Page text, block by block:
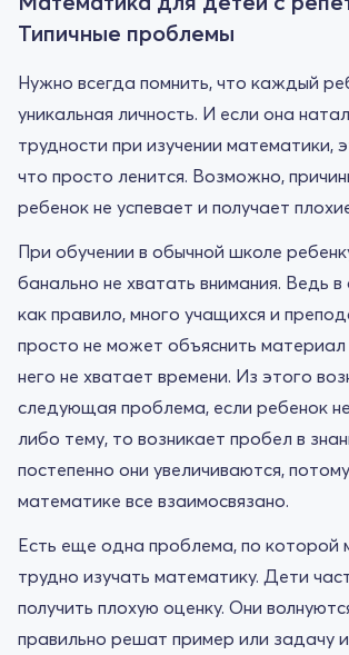
Типичные проблемы
Нужно всегда помнить, что каждый
уникальная личность. И если она
трудности при изучении математики,
что просто ленится. Возможно,
ребенок не успевает и получает
При обучении в обычной школе
банально не хватать внимания. Ведь
как правило, много учащихся и
просто не может объяснить
него не хватает времени. Из этого
следующая проблема, если ребенок
либо тему, то возникает пробел в
постепенно они увеличиваются,
математике все взаимосвязано.
Есть еще одна проблема, по которой
трудно изучать математику. Дети
получить плохую оценку. Они
правильно решат пример или задачу